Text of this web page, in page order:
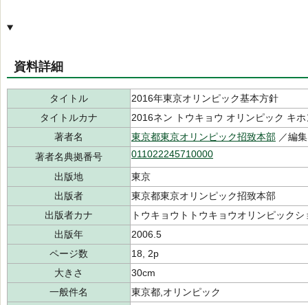
資料詳細
タイトル
2016年東京オリンピック基本方針
タイトルカナ
2016ネン トウキョウ オリンピック キ
著者名
東京都東京オリンピック招致本部 ／編集
著者名典拠番号
011022245710000
出版地
東京
出版者
東京都東京オリンピック招致本部
出版者カナ
トウキョウトトウキョウオリンピック
出版年
2006.5
ページ数
18, 2p
大きさ
30cm
一般件名
東京都,オリンピック